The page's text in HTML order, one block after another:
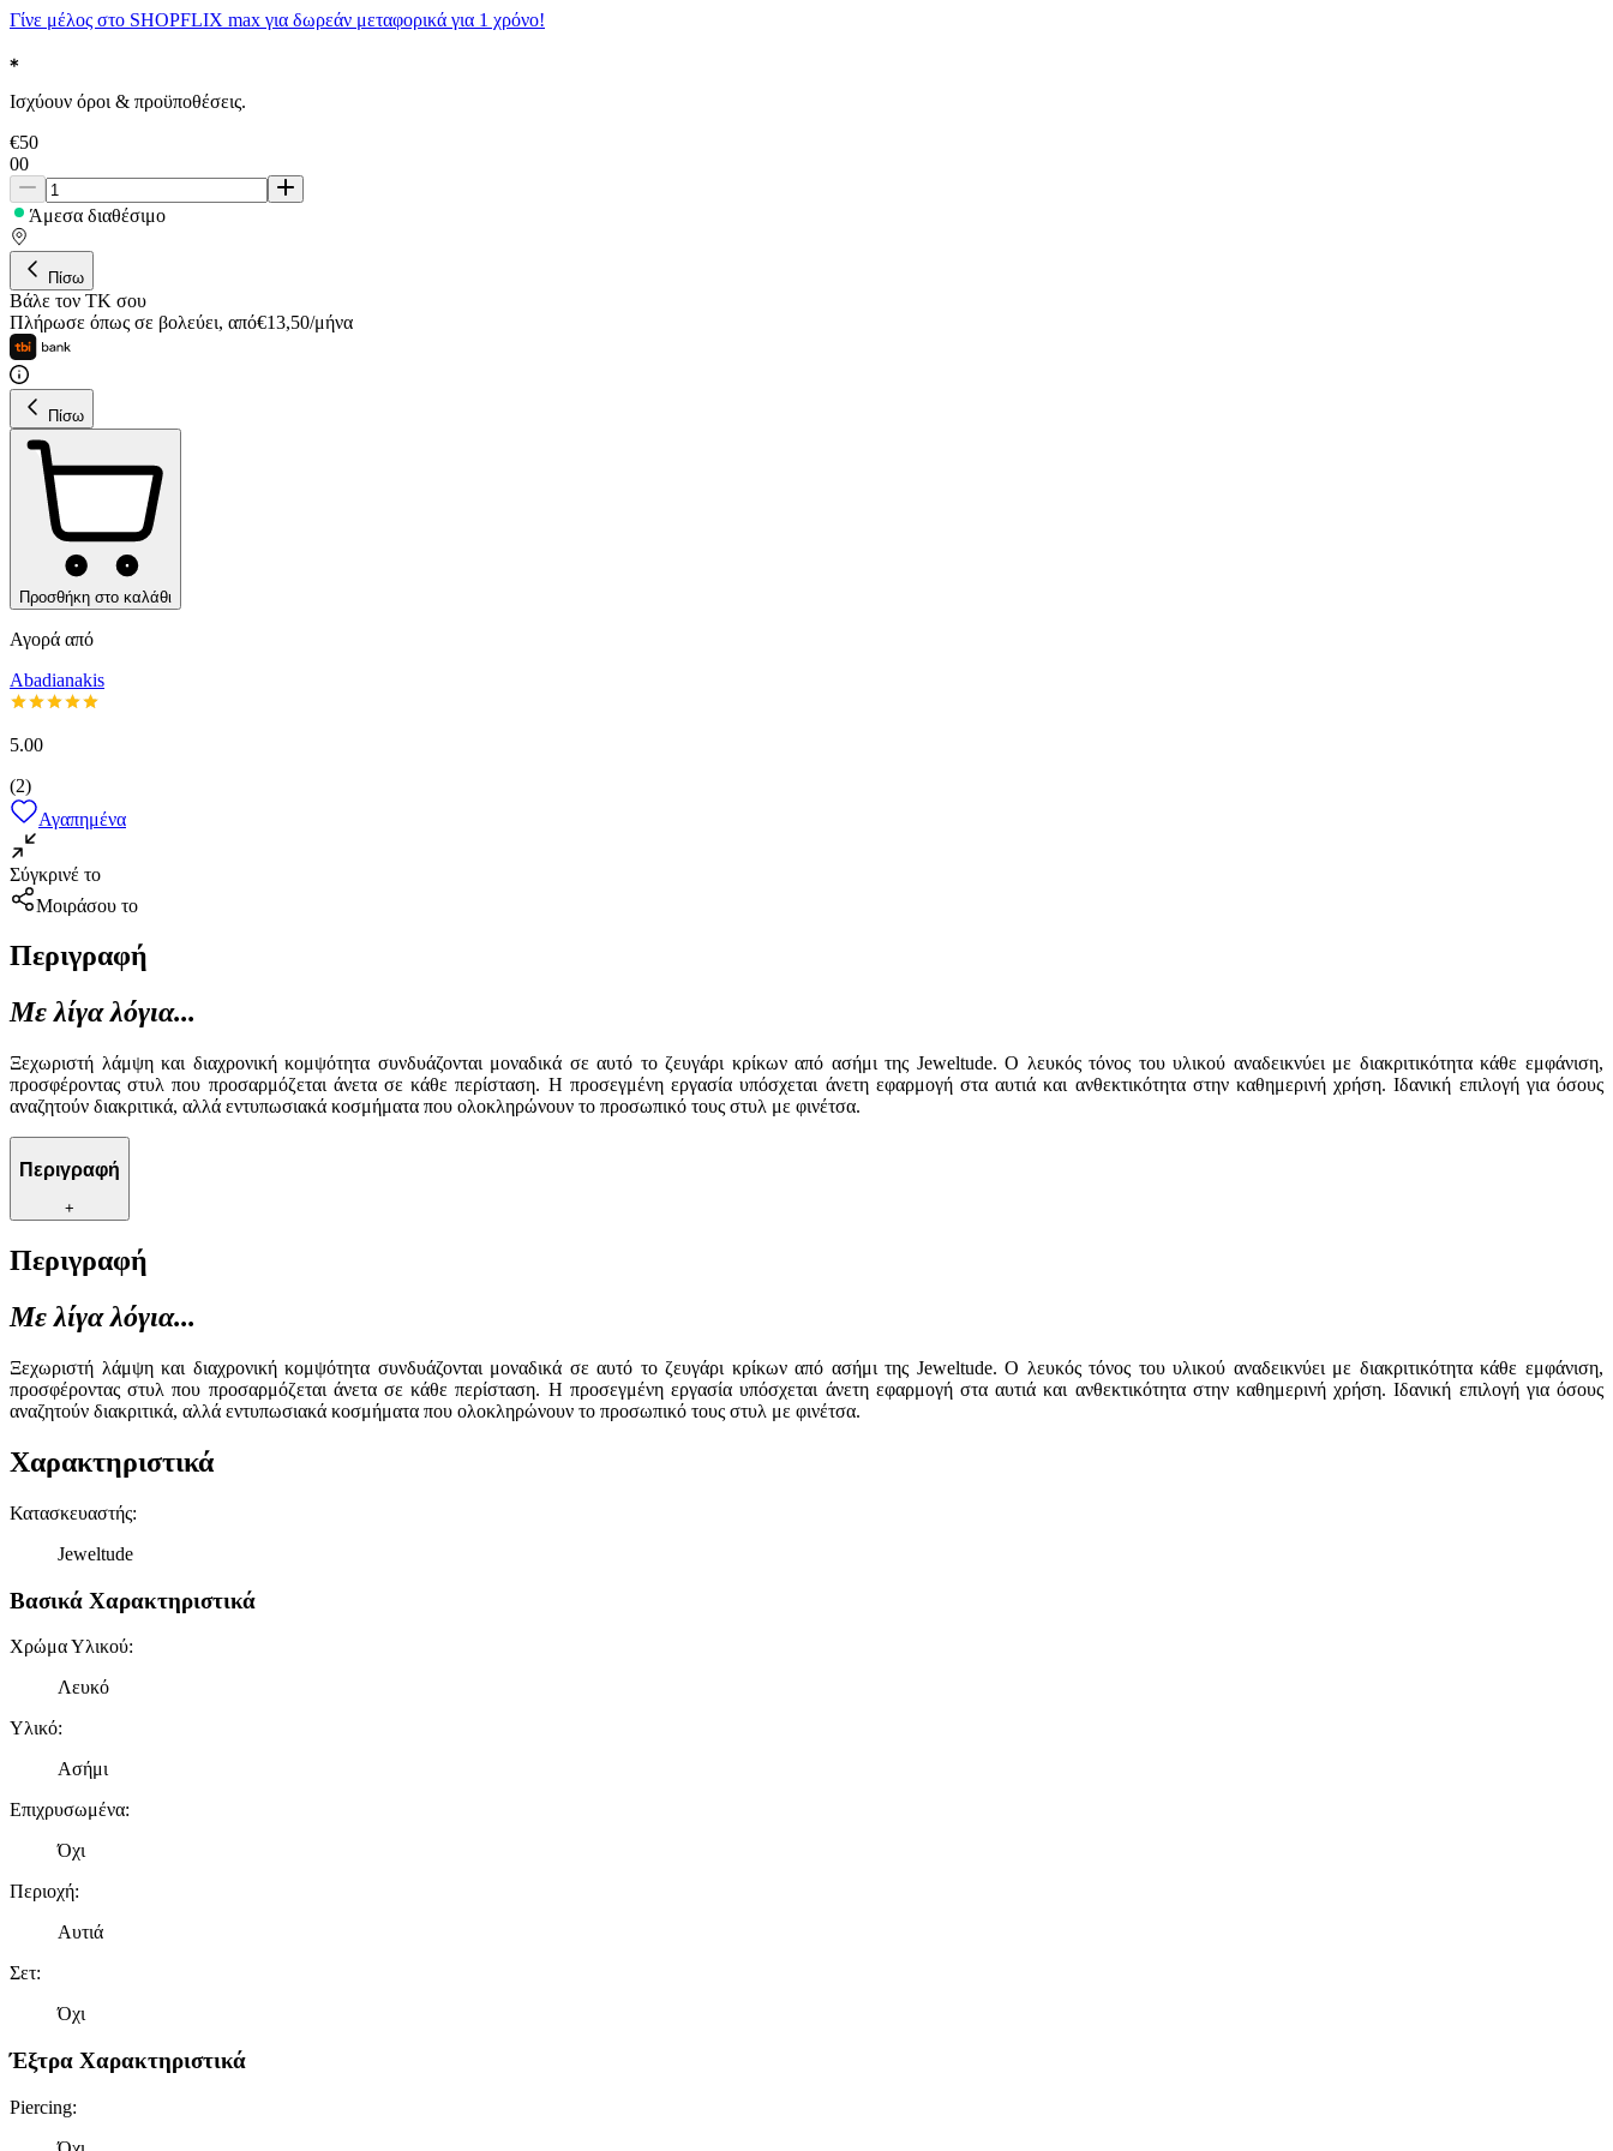
Γίνε μέλος στο SHOPFLIX max για δωρεάν μεταφορικά για 1 χρόνο!
Ισχύουν όροι & προϋποθέσεις.
€50
00
Άμεσα διαθέσιμο
Πίσω
Βάλε τον ΤΚ σου
Πλήρωσε όπως σε βολεύει, από€13,50/μήνα
Πίσω
Προσθήκη στο καλάθι
Αγορά από
Abadianakis
5.00
(2)
Αγαπημένα
Σύγκρινέ το
Μοιράσου το
Περιγραφή
Με λίγα λόγια...
Ξεχωριστή λάμψη και διαχρονική κομψότητα συνδυάζονται μοναδικά σε αυτό το ζευγάρι κρίκων από ασήμι της Jeweltude. Ο λευκός τόνος του υλικού αναδεικνύει με διακριτικότητα κάθε εμφάνιση,
προσφέροντας στυλ που προσαρμόζεται άνετα σε κάθε περίσταση. Η προσεγμένη εργασία υπόσχεται άνετη εφαρμογή στα αυτιά και ανθεκτικότητα στην καθημερινή χρήση. Ιδανική επιλογή για όσους
αναζητούν διακριτικά, αλλά εντυπωσιακά κοσμήματα που ολοκληρώνουν το προσωπικό τους στυλ με φινέτσα.
Περιγραφή
+
Περιγραφή
Με λίγα λόγια...
Ξεχωριστή λάμψη και διαχρονική κομψότητα συνδυάζονται μοναδικά σε αυτό το ζευγάρι κρίκων από ασήμι της Jeweltude. Ο λευκός τόνος του υλικού αναδεικνύει με διακριτικότητα κάθε εμφάνιση,
προσφέροντας στυλ που προσαρμόζεται άνετα σε κάθε περίσταση. Η προσεγμένη εργασία υπόσχεται άνετη εφαρμογή στα αυτιά και ανθεκτικότητα στην καθημερινή χρήση. Ιδανική επιλογή για όσους
αναζητούν διακριτικά, αλλά εντυπωσιακά κοσμήματα που ολοκληρώνουν το προσωπικό τους στυλ με φινέτσα.
Χαρακτηριστικά
Κατασκευαστής:
Jeweltude
Βασικά Χαρακτηριστικά
Χρώμα Υλικού:
Λευκό
Υλικό:
Ασήμι
Επιχρυσωμένα:
Όχι
Περιοχή:
Αυτιά
Σετ:
Όχι
Έξτρα Χαρακτηριστικά
Piercing: